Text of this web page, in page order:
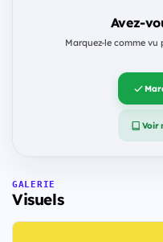
Avez-
Marquez-le comme
Voir
GALERIE
Visuels